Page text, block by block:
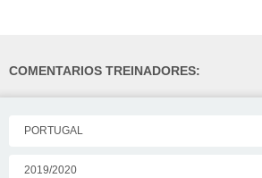
COMENTARIOS TREINADORES:
PORTUGAL
2019/2020